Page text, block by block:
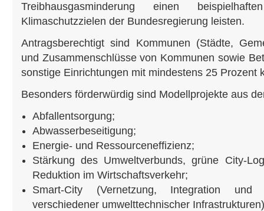
Treibhausgasminderung einen
Klimaschutzzielen der Bundesregierung leisten.
Antragsberechtigt sind Kommunen (Städte,
und Zusammenschlüsse von Kommunen sowie
sonstige Einrichtungen mit mindestens 25 Prozent
Besonders förderwürdig sind Modellprojekte aus
Abfallentsorgung;
Abwasserbeseitigung;
Energie- und Ressourceneffizienz;
Stärkung des Umweltverbunds, grüne City-
Reduktion im Wirtschaftsverkehr;
Smart-City (Vernetzung, Integration und
verschiedener umwelttechnischer